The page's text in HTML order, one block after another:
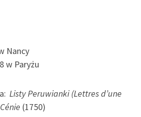
Nancy
w Paryżu
Listy Peruwianki (Lettres d’une
Cénie (1750)